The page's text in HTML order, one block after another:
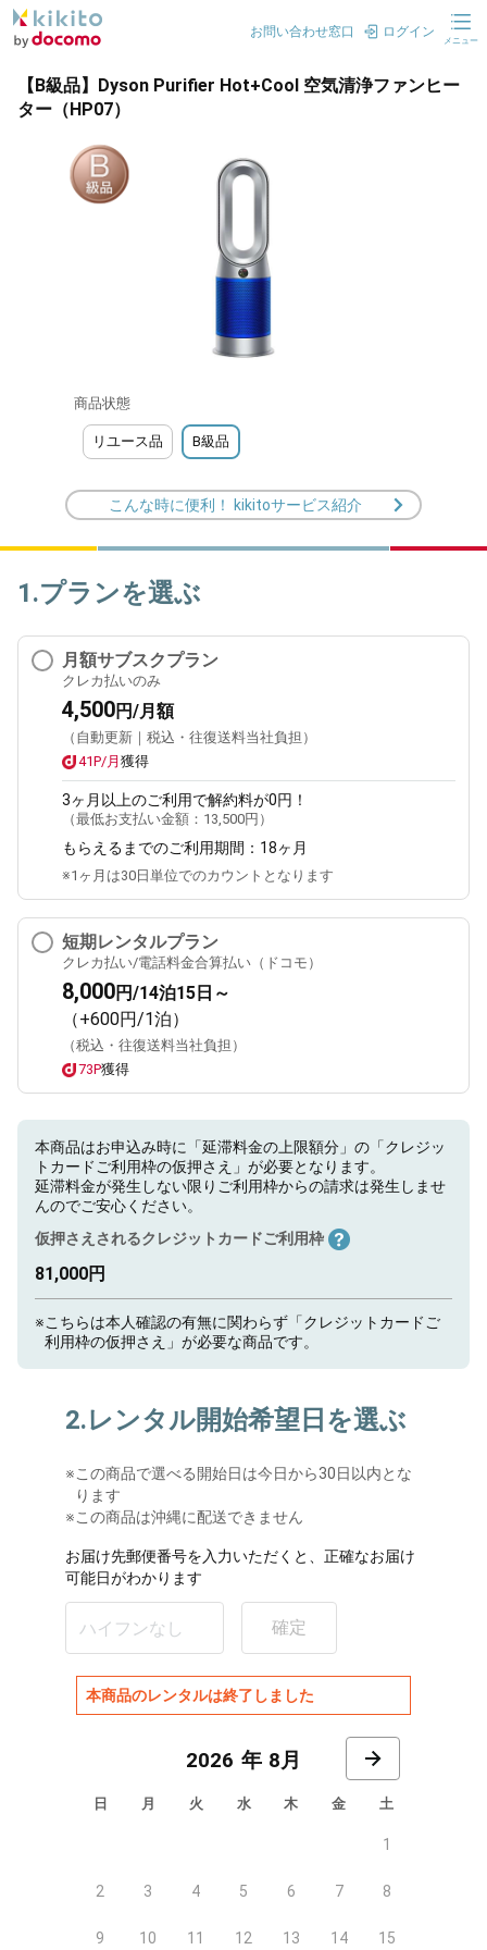
お問い合わせ窓口 ログイン
メニュー
【B級品】Dyson Purifier Hot+Cool 空気清浄ファンヒー
ター（HP07）
商品状態
リユース品 B級品
こんな時に便利！ kikitoサービス紹介
1.プランを選ぶ
月額サブスクプラン
クレカ払いのみ
4,500円/月額
（自動更新｜税込・往復送料当社負担）
41P/月 獲得
3ヶ月 以上のご利用で解約料が0円！
（最低お支払い金額： 13,500円 ）
もらえるまでのご利用期間： 18ヶ月
※1ヶ月は30日単位でのカウントとなります
短期レンタルプラン
クレカ払い/電話料金合算払い（ドコモ）
8,000円/14泊15日～
（+600円/1泊）
（税込・往復送料当社負担）
73P獲得
本商品はお申込み時に「延滞料金の上限額分」の「クレジッ
トカードご利用枠の仮押さえ」が必要となります。
延滞料金が発生しない限りご利用枠からの請求は発生しませ
んのでご安心ください。
仮押さえされるクレジットカードご利用枠
81,000円
※こちらは本人確認の有無に関わらず「クレジットカードご
利用枠の仮押さえ」が必要な商品です。
2.レンタル開始希望日を選ぶ
※この商品で選べる開始日は今日から30日以内とな
ります
※この商品は沖縄に配送できません
お届け先郵便番号を入力いただくと、正確なお届け
可能日がわかります
確定
本商品のレンタルは終了しました
8月
日 月 火 水 木 金 土
1
2 3 4 5 6 7 8
9 10 11 12 13 14 15